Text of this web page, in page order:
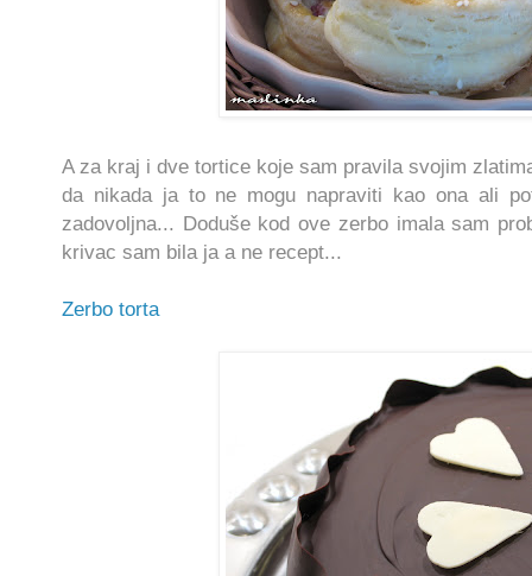
A za kraj i dve tortice koje sam pravila svojim
da nikada ja to ne mogu napraviti kao ona ali
zadovoljna... Doduše kod ove zerbo imala sam
krivac sam bila ja a ne recept...
Zerbo torta